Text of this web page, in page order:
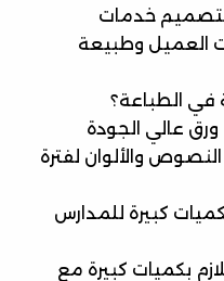
خدمات
العميل وطبيعة
عالي الجودة
والألوان لفترة
كبيرة للمدارس
بكميات كبيرة مع